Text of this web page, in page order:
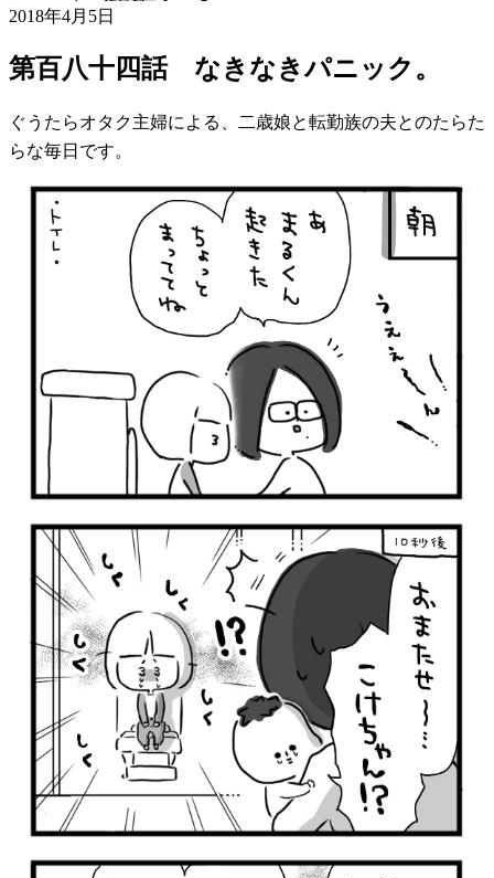
2018年4月5日
第百八十四話 なきなきパニック。
ぐうたらオタク主婦による、二歳娘と転勤族の夫とのたらた
らな毎日です。